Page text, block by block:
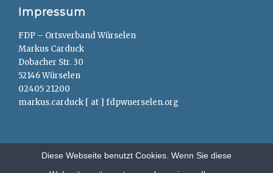
Impressum
FDP – Ortsverband Würselen
Markus Carduck
Dobacher Str. 30
52146 Würselen
02405 21200
markus.carduck [ at ] fdpwuerselen.org
Diese Webseite benutzt Cookies. Wenn Sie diese